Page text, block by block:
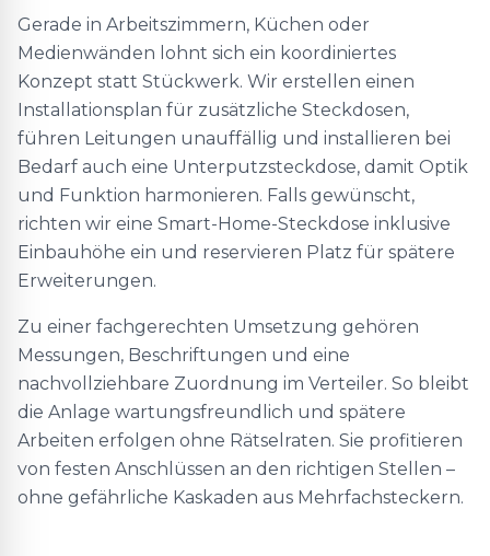
Gerade in Arbeitszimmern, Küchen oder
Medienwänden lohnt sich ein koordiniertes
Konzept statt Stückwerk. Wir erstellen einen
Installationsplan für zusätzliche Steckdosen,
führen Leitungen unauffällig und installieren bei
Bedarf auch eine Unterputzsteckdose, damit Optik
und Funktion harmonieren. Falls gewünscht,
richten wir eine Smart-Home-Steckdose inklusive
Einbauhöhe ein und reservieren Platz für spätere
Erweiterungen.
Zu einer fachgerechten Umsetzung gehören
Messungen, Beschriftungen und eine
nachvollziehbare Zuordnung im Verteiler. So bleibt
die Anlage wartungsfreundlich und spätere
Arbeiten erfolgen ohne Rätselraten. Sie profitieren
von festen Anschlüssen an den richtigen Stellen –
ohne gefährliche Kaskaden aus Mehrfachsteckern.